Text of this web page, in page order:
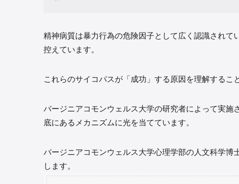
精神病質は暴力行為の危険因子として広く認識され
控えています。
これらのサイコパスが「成功」する原因を理解するこ
バージニアコモンウェルス大学の研究者によって実
底にあるメカニズムに光を当てています。
バージニアコモンウェルス大学心理学部の人文科学
します。